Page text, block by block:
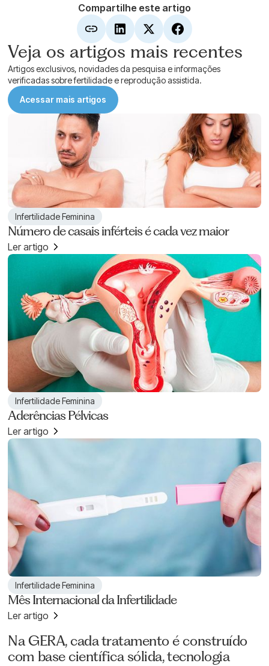
Compartilhe este artigo
Veja os artigos mais recentes
Artigos exclusivos, novidades da pesquisa e informações
verificadas sobre fertilidade e reprodução assistida.
Acessar mais artigos
Infertilidade Feminina
Número de casais inférteis é cada vez maior
Ler artigo
Infertilidade Feminina
Aderências Pélvicas
Ler artigo
Infertilidade Feminina
Mês Internacional da Infertilidade
Ler artigo
Na GERA, cada tratamento é construído
com base científica sólida, tecnologia